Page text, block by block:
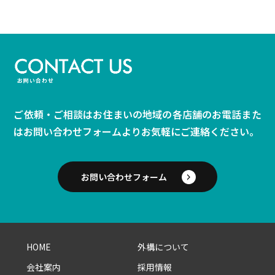
ご依頼・ご相談はお住まいの地域の各店舗のお電話また
はお問い合わせフォームよりお気軽にご連絡ください。
お問い合わせフォーム
HOME
会社案内
外構について
採用情報